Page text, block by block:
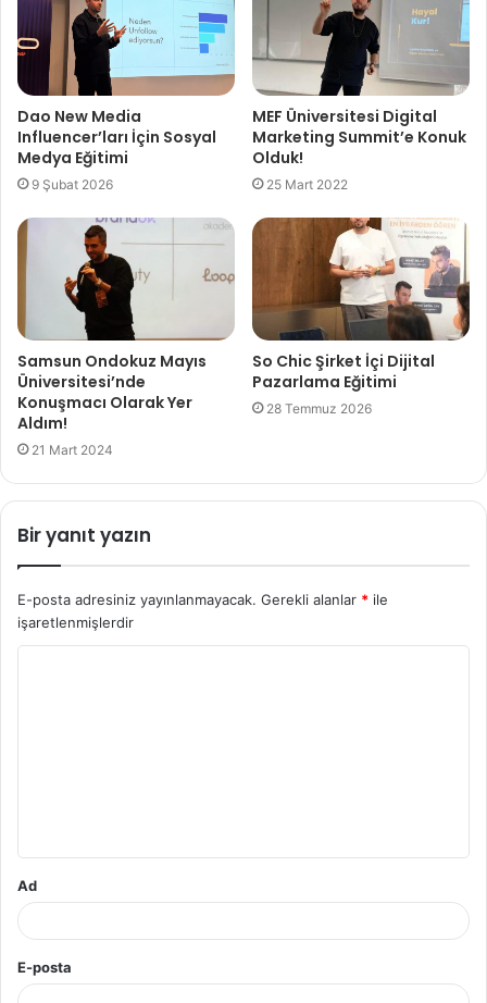
Dao New Media
Influencer’ları İçin Sosyal
Medya Eğitimi
9 Şubat 2026
MEF Üniversitesi Digital
Marketing Summit’e Konuk
Olduk!
25 Mart 2022
Samsun Ondokuz Mayıs
Üniversitesi’nde
Konuşmacı Olarak Yer
Aldım!
21 Mart 2024
So Chic Şirket İçi Dijital
Pazarlama Eğitimi
28 Temmuz 2026
Bir yanıt yazın
E-posta adresiniz yayınlanmayacak. Gerekli alanlar * ile
işaretlenmişlerdir
Ad
E-posta